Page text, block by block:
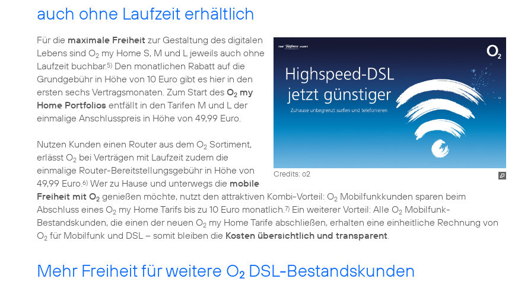
auch ohne Laufzeit erhältlich
Credits: o2
Für die maximale Freiheit zur Gestaltung des digitalen
Lebens sind O2 my Home S, M und L jeweils auch ohne
Laufzeit buchbar.5) Den monatlichen Rabatt auf die
Grundgebühr in Höhe von 10 Euro gibt es hier in den
ersten sechs Vertragsmonaten. Zum Start des O2 my
Home Portfolios entfällt in den Tarifen M und L der
einmalige Anschlusspreis in Höhe von 49,99 Euro.
Nutzen Kunden einen Router aus dem O2 Sortiment,
erlässt O2 bei Verträgen mit Laufzeit zudem die
einmalige Router-Bereitstellungsgebühr in Höhe von
49,99 Euro.6) Wer zu Hause und unterwegs die mobile
Freiheit mit O2 genießen möchte, nutzt den attraktiven Kombi-Vorteil: O2 Mobilfunkkunden sparen beim
Abschluss eines O2 my Home Tarifs bis zu 10 Euro monatlich.7) Ein weiterer Vorteil: Alle O2 Mobilfunk-
Bestandskunden, die einen der neuen O2 my Home Tarife abschließen, erhalten eine einheitliche Rechnung von
O2 für Mobilfunk und DSL – somit bleiben die Kosten übersichtlich und transparent.
Mehr Freiheit für weitere O2 DSL-Bestandskunden